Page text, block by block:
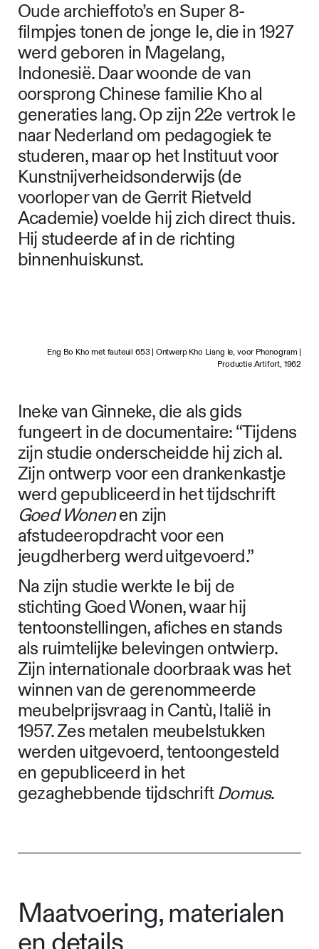
Oude archieffoto’s en Super 8-
filmpjes tonen de jonge Ie, die in 1927
werd geboren in Magelang,
Indonesië. Daar woonde de van
oorsprong Chinese familie Kho al
generaties lang. Op zijn 22e vertrok Ie
naar Nederland om pedagogiek te
studeren, maar op het Instituut voor
Kunstnijverheidsonderwijs (de
voorloper van de Gerrit Rietveld
Academie) voelde hij zich direct thuis.
Hij studeerde af in de richting
binnenhuiskunst.
Eng Bo Kho met fauteuil 653 | Ontwerp Kho Liang Ie, voor Phonogram |
Productie Artifort, 1962
Ineke van Ginneke, die als gids
fungeert in de documentaire: “Tijdens
zijn studie onderscheidde hij zich al.
Zijn ontwerp voor een drankenkastje
werd gepubliceerd in het tijdschrift
Goed Wonenen zijn
afstudeeropdracht voor een
jeugdherberg werd uitgevoerd.”
Na zijn studie werkte Ie bij de
stichting Goed Wonen, waar hij
tentoonstellingen, afiches en stands
als ruimtelijke belevingen ontwierp.
Zijn internationale doorbraak was het
winnen van de gerenommeerde
meubelprijsvraag in Cantù, Italië in
1957. Zes metalen meubelstukken
werden uitgevoerd, tentoongesteld
en gepubliceerd in het
gezaghebbende tijdschriftDomus.
Maatvoering, materialen